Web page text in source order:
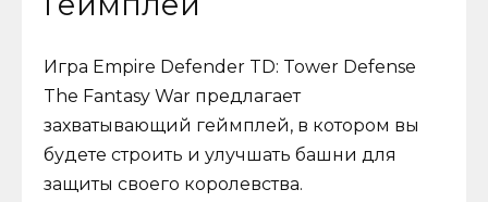
Игра Empire Defender TD: Tower Defense
The Fantasy War предлагает
захватывающий геймплей, в котором вы
будете строить и улучшать башни для
защиты своего королевства.